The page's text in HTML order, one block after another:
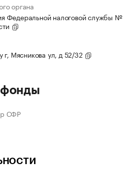
органа
Федеральной налоговой службы №
Мясникова ул, д 52/32
СФР